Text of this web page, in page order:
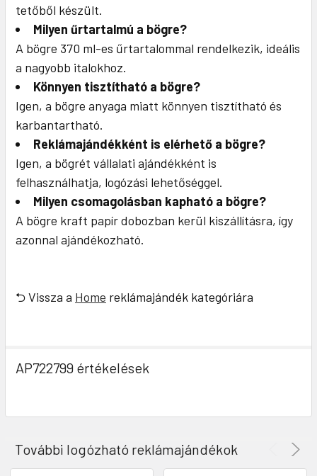
tetőből készült.
Milyen űrtartalmú a bögre?
A bögre 370 ml-es űrtartalommal rendelkezik, ideális
a nagyobb italokhoz.
Könnyen tisztítható a bögre?
Igen, a bögre anyaga miatt könnyen tisztítható és
karbantartható.
Reklámajándékként is elérhető a bögre?
Igen, a bögrét vállalati ajándékként is
felhasználhatja, logózási lehetőséggel.
Milyen csomagolásban kapható a bögre?
A bögre kraft papír dobozban kerül kiszállításra, így
azonnal ajándékozható.
⮌ Vissza a Home reklámajándék kategóriára
AP722799 értékelések
További logózható reklámajándékok